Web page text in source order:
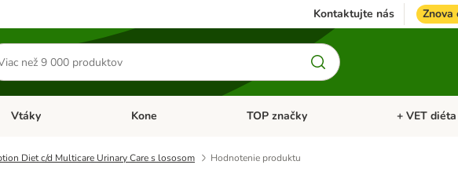
Kontaktujte nás Znova
Otvoriť menu: Malé zvieratá
Vtáky Otvoriť menu: Vtáky
Kone Otvoriť menu: Kone
TOP značky Otvoriť menu:
+ VET diéta
Diet c/d Multicare Urinary Care s lososom Hodnotenie produktu